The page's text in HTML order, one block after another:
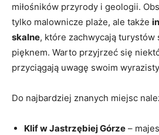
miłośników przyrody i geologii.
tylko malownicze plaże, ale także
skalne, które zachwycają turystów
pięknem. Warto przyjrzeć się
przyciągają uwagę swoim
Do najbardziej znanych miejsc
Klif w Jastrzębiej Górze –